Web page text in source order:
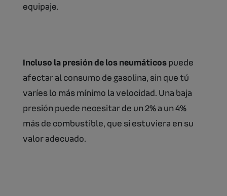
equipaje.
Incluso la presión de los neumáticospuede
afectar al consumo de gasolina, sin que tú
varíes lo más mínimo la velocidad. Una baja
presión puede necesitar de un 2% a un 4%
más de combustible, que si estuviera en su
valor adecuado.